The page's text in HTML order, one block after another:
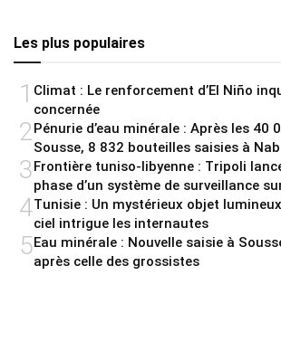
Les plus populaires
1 Climat : Le renforcement d’El Niño
concernée
2Pénurie d’eau minérale : Après les 40
Sousse, 8 832 bouteilles saisies à
3Frontière tuniso-libyenne : Tripoli
phase d’un système de surveillance
4Tunisie : Un mystérieux objet
ciel intrigue les internautes
5Eau minérale : Nouvelle saisie à
après celle des grossistes